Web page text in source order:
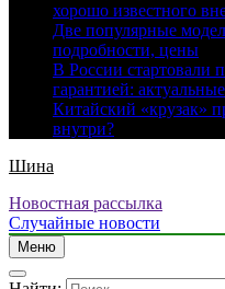
хорошо известного
Две популярные
подробности, цены
В России стартовали
гарантией:
Китайский «крузак»
внутри?
Шина
Новостная рассылка
Случайные новости
Меню